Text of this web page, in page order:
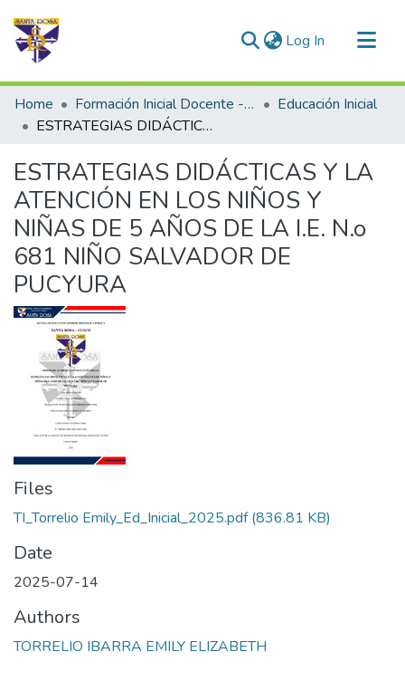
Log In (current)
Communities & Collections
All of DSpace
Home Formación Inicial Docente - Trabajos de investigación
Educación Inicial
ESTRATEGIAS DIDÁCTICAS Y LA ATENCIÓN EN LOS NIÑOS Y NIÑAS DE 5 AÑOS DE LA I.E. N.o 681 NIÑO SALVADOR DE PUCYURA
ESTRATEGIAS DIDÁCTICAS Y LA
ATENCIÓN EN LOS NIÑOS Y
NIÑAS DE 5 AÑOS DE LA I.E. N.o
681 NIÑO SALVADOR DE
PUCYURA
Files
TI_Torrelio Emily_Ed_Inicial_2025.pdf(836.81 KB)
Date
2025-07-14
Authors
TORRELIO IBARRA EMILY ELIZABETH